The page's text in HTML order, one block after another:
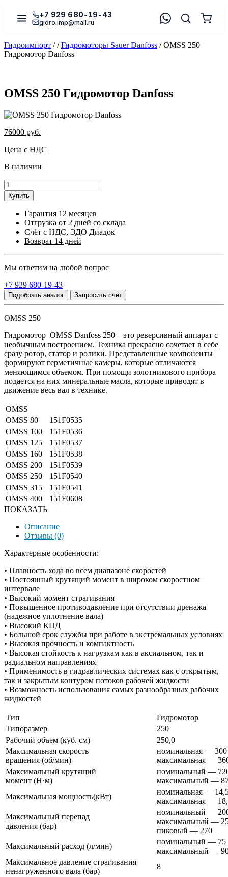
+7 929 680-19-43
gidro.imp@mail.ru
Гидроимпорт //Гидромоторы Sauer Danfoss /OMSS 250
Гидромотор Danfoss
OMSS 250 Гидромотор Danfoss
76000 руб.
Цена с НДС
В наличии
Купить
Гарантия 12 месяцев
Отгрузка от 2 дней со склада
Счёт с НДС, ЭДО Диадок
Возврат 14 дней
Мы ответим на любой вопрос
+7 929 680-19-43
Подобрать аналог Запросить счёт
OMSS 250
Гидромотор OMSS Danfoss 250 – это реверсивный аппарат с
необычным построением. Техника прекрасно сочетает в себе
сразу ротор, статор и ролики. Представленные компоненты
формируют герметичные камеры, которые отличаются
меняющимся объемом. При помощи золотникового прибора
подается на них минеральные масла, которые приводят в
движение весь вал в технике.
OMSS
OMSS 80
151F0535
OMSS 100
151F0536
OMSS 125
151F0537
OMSS 160
151F0538
OMSS 200
151F0539
OMSS 250
151F0540
OMSS 315
151F0541
OMSS 400
151F0608
ПОКАЗАТЬ
Описание
Отзывы (0)
Характерные особенности:
• Плавность хода во всем диапазоне скоростей
• Постоянный крутящий момент в широком скоростном
интервале
• Высокий момент страгивания
• Повышенное противодавление при отсутствии дренажа
(надежное уплотнение вала)
• Высокий КПД
• Большой срок службы при работе в экстремальных условиях
• Высокая прочность и компактность
• Высокая стойкость к нагрузкам как в аксиальном, так и
радиальном направлениях
• Применимость в гидравлических системах как с открытым,
так и закрытым контуром потоков рабочей жидкости
• Возможность использования самых разнообразных рабочих
жидкостей
Тип
Гидромотор
Типоразмер
250
Рабочий объем (куб. см)
250,0
Максимальная скорость
вращения (об/мин)
номинальная — 300
максимальная —
Максимальный крутящий
момент (Н·м)
номинальный —
максимальный —
Максимальная мощность(кВт)
номинальная —
максимальная —
Максимальный перепад
давления (бар)
номинальный —
максимальный —
пиковый — 270
Максимальный расход (л/мин)
номинальный — 75
максимальный —
Максимальное давление страгивания
ненагруженного вала (бар)
8